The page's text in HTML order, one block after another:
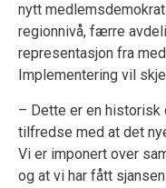
nytt
regionnivå, færre
representasjon fra
Implementering vil
– Dette er en historisk
tilfredse med at det
Vi er imponert over
og at vi har fått